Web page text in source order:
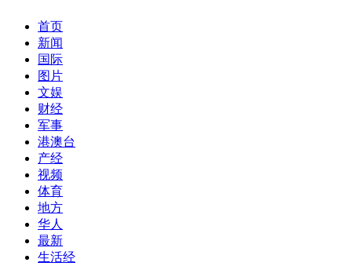
首页
新闻
国际
图片
文娱
财经
军事
港澳台
产经
视频
体育
地方
华人
最新
生活经